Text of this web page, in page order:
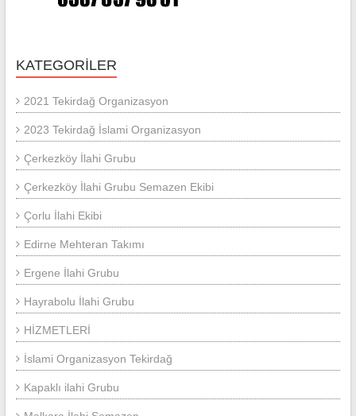
KATEGORILER
2021 Tekirdağ Organizasyon
2023 Tekirdağ İslami Organizasyon
Çerkezköy İlahi Grubu
Çerkezköy İlahi Grubu Semazen Ekibi
Çorlu İlahi Ekibi
Edirne Mehteran Takımı
Ergene İlahi Grubu
Hayrabolu İlahi Grubu
HİZMETLERİ
İslami Organizasyon Tekirdağ
Kapaklı ilahi Grubu